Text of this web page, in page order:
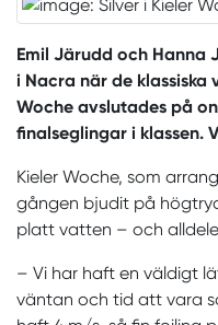
Emil Järudd och Hanna
i Nacra när de klassiska
Woche avslutades på
finalseglingar i klassen.
Kieler Woche, som
gången bjudit på
platt vatten – och
– Vi har haft en väldigt
väntan och tid att vara